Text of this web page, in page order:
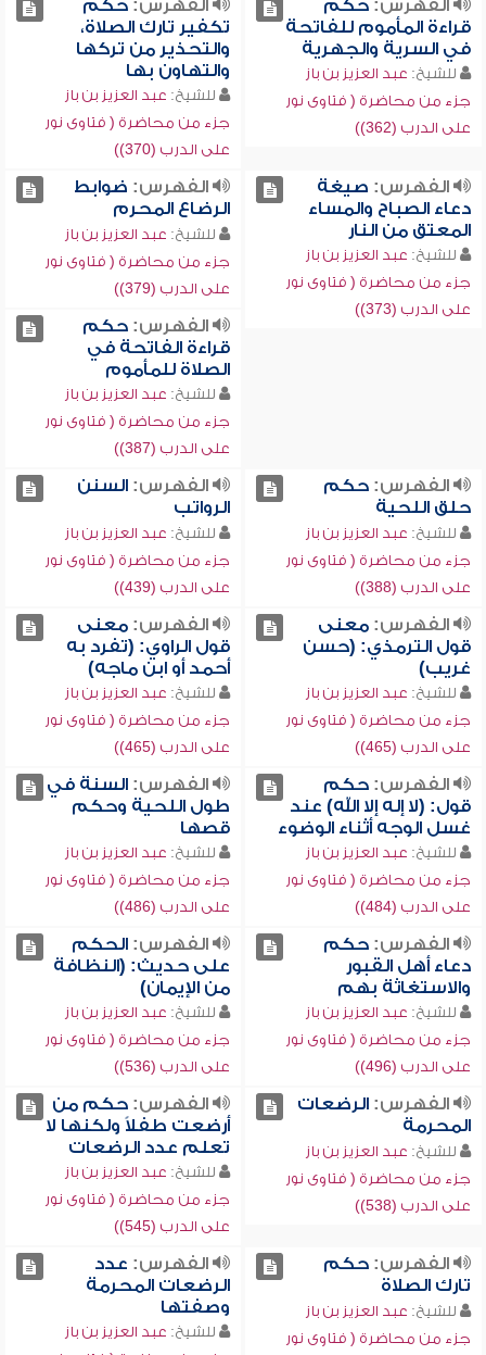
الفهرس:حكم
قراءة المأموم للفاتحة
في السرية والجهرية
للشيخ: عبد العزيز بن باز
جزء من محاضرة ( فتاوى نور
على الدرب (362))
الفهرس:حكم
تكفير تارك الصلاة،
والتحذير من تركها
والتهاون بها
للشيخ: عبد العزيز بن باز
جزء من محاضرة ( فتاوى نور
على الدرب (370))
الفهرس: صيغة
دعاء الصباح والمساء
المعتق من النار
للشيخ: عبد العزيز بن باز
جزء من محاضرة ( فتاوى نور
على الدرب (373))
الفهرس: ضوابط
الرضاع المحرم
للشيخ: عبد العزيز بن باز
جزء من محاضرة ( فتاوى نور
على الدرب (379))
الفهرس:حكم
قراءة الفاتحة في
الصلاة للمأموم
للشيخ: عبد العزيز بن باز
جزء من محاضرة ( فتاوى نور
على الدرب (387))
الفهرس:حكم
حلق اللحية
للشيخ: عبد العزيز بن باز
جزء من محاضرة ( فتاوى نور
على الدرب (388))
الفهرس:السنن
الرواتب
للشيخ: عبد العزيز بن باز
جزء من محاضرة ( فتاوى نور
على الدرب (439))
الفهرس:معنى
قول الترمذي: (حسن
غريب)
للشيخ: عبد العزيز بن باز
جزء من محاضرة ( فتاوى نور
على الدرب (465))
الفهرس:معنى
قول الراوي: (تفرد به
أحمد أو ابن ماجه)
للشيخ: عبد العزيز بن باز
جزء من محاضرة ( فتاوى نور
على الدرب (465))
الفهرس:حكم
قول: (لا إله إلا الله) عند
غسل الوجه أثناء الوضوء
للشيخ: عبد العزيز بن باز
جزء من محاضرة ( فتاوى نور
على الدرب (484))
الفهرس:السنة في
طول اللحية وحكم
قصها
للشيخ: عبد العزيز بن باز
جزء من محاضرة ( فتاوى نور
على الدرب (486))
الفهرس:حكم
دعاء أهل القبور
والاستغاثة بهم
للشيخ: عبد العزيز بن باز
جزء من محاضرة ( فتاوى نور
على الدرب (496))
الفهرس:الحكم
على حديث: (النظافة
من الإيمان)
للشيخ: عبد العزيز بن باز
جزء من محاضرة ( فتاوى نور
على الدرب (536))
الفهرس:الرضعات
المحرمة
للشيخ: عبد العزيز بن باز
جزء من محاضرة ( فتاوى نور
على الدرب (538))
الفهرس:حكم من
أرضعت طفلاً ولكنها لا
تعلم عدد الرضعات
للشيخ: عبد العزيز بن باز
جزء من محاضرة ( فتاوى نور
على الدرب (545))
الفهرس:حكم
تارك الصلاة
للشيخ: عبد العزيز بن باز
جزء من محاضرة ( فتاوى نور
الفهرس: عدد
الرضعات المحرمة
وصفتها
للشيخ: عبد العزيز بن باز